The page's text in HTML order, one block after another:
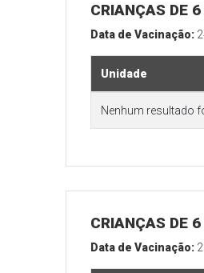
CRIANÇAS DE
Data de Vacinação:
Unidade
Nenhum resultado
CRIANÇAS DE
Data de Vacinação: